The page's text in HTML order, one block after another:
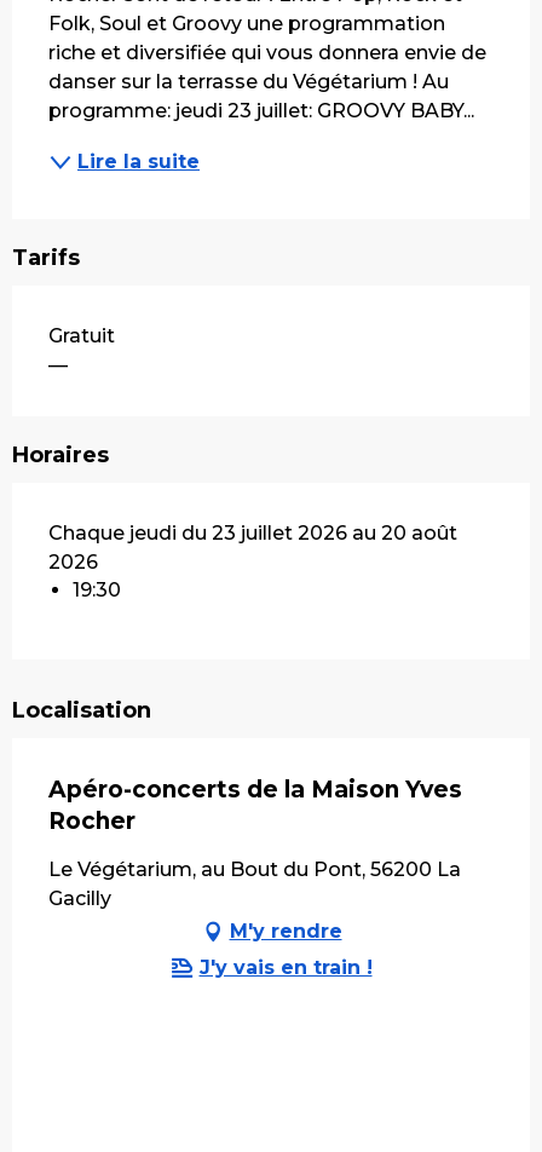
Folk, Soul et Groovy une programmation
riche et diversifiée qui vous donnera envie de
danser sur la terrasse du Végétarium ! Au
programme: jeudi 23 juillet: GROOVY BABY...
Lire la suite
Tarifs
Gratuit
—
Horaires
Chaque jeudi du 23 juillet 2026 au 20 août
2026
19:30
Localisation
Apéro-concerts de la Maison Yves
Rocher
Le Végétarium, au Bout du Pont, 56200 La
Gacilly
M'y rendre
J'y vais en train !